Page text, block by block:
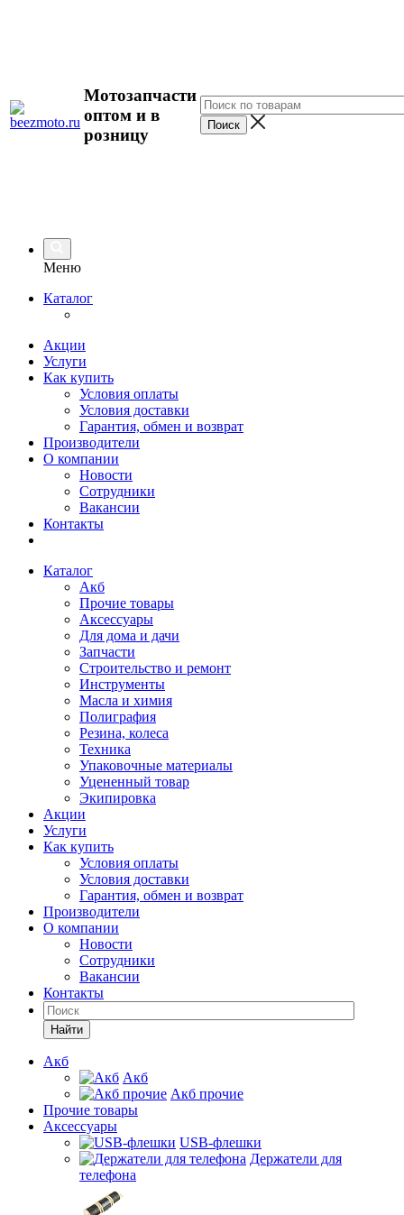
Мотозапчасти
оптом и в
розницу
Меню
Каталог
Акции
Услуги
Как купить
Условия оплаты
Условия доставки
Гарантия, обмен и возврат
Производители
О компании
Новости
Сотрудники
Вакансии
Контакты
Каталог
Акб
Прочие товары
Аксессуары
Для дома и дачи
Запчасти
Строительство и ремонт
Инструменты
Масла и химия
Полиграфия
Резина, колеса
Техника
Упаковочные материалы
Уцененный товар
Экипировка
Акции
Услуги
Как купить
Условия оплаты
Условия доставки
Гарантия, обмен и возврат
Производители
О компании
Новости
Сотрудники
Вакансии
Контакты
Найти
Акб
Акб
Акб прочие
Прочие товары
Аксессуары
USB-флешки
Держатели для
телефона